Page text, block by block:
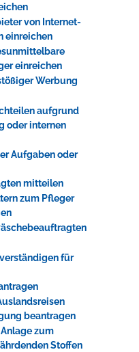
von Internet-
einreichen
einreichen
Werbung
aufgrund
oder internen
Aufgaben oder
mitteilen
zum Pfleger
für
beantragen
zum
Stoffen